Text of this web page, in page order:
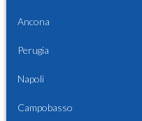
Ancona
Perugia
Napoli
Campobasso